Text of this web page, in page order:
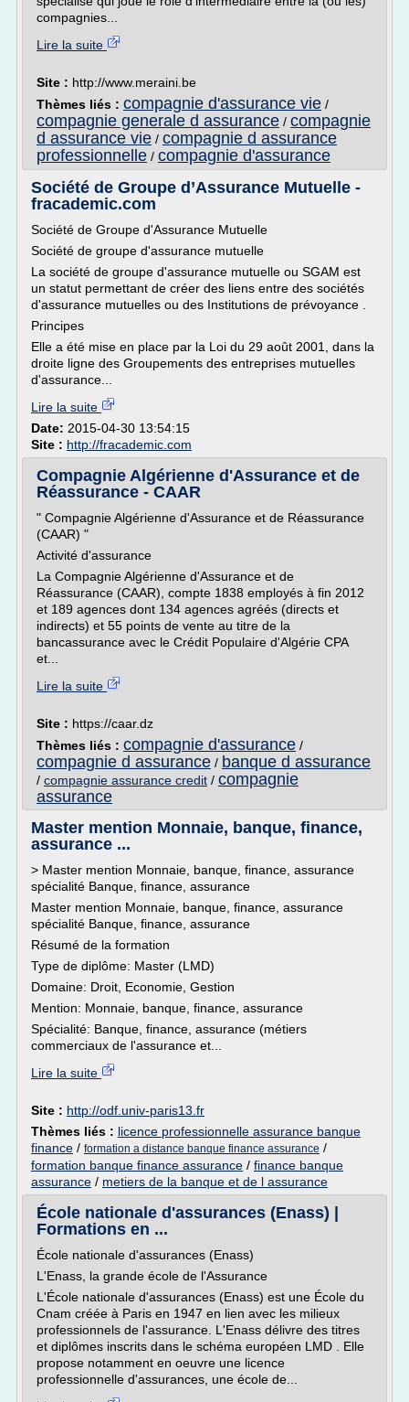
compagnies...
Lire la suite
Site : http://www.meraini.be
Thèmes liés : compagnie d'assurance vie /
compagnie generale d assurance / compagnie
d assurance vie / compagnie d assurance
professionnelle / compagnie d'assurance
Société de Groupe d’Assurance Mutuelle -
fracademic.com
Société de Groupe d'Assurance Mutuelle
Société de groupe d'assurance mutuelle
La société de groupe d'assurance mutuelle ou SGAM est
un statut permettant de créer des liens entre des sociétés
d'assurance mutuelles ou des Institutions de prévoyance .
Principes
Elle a été mise en place par la Loi du 29 août 2001, dans la
droite ligne des Groupements des entreprises mutuelles
d'assurance...
Lire la suite
Date: 2015-04-30 13:54:15
Site : http://fracademic.com
Compagnie Algérienne d'Assurance et de
Réassurance - CAAR
" Compagnie Algérienne d'Assurance et de Réassurance
(CAAR) "
Activité d'assurance
La Compagnie Algérienne d'Assurance et de
Réassurance (CAAR), compte 1838 employés à fin 2012
et 189 agences dont 134 agences agréés (directs et
indirects) et 55 points de vente au titre de la
bancassurance avec le Crédit Populaire d'Algérie CPA
et...
Lire la suite
Site : https://caar.dz
Thèmes liés : compagnie d'assurance /
compagnie d assurance / banque d assurance
/ compagnie assurance credit / compagnie
assurance
Master mention Monnaie, banque, finance,
assurance ...
> Master mention Monnaie, banque, finance, assurance
spécialité Banque, finance, assurance
Master mention Monnaie, banque, finance, assurance
spécialité Banque, finance, assurance
Résumé de la formation
Type de diplôme: Master (LMD)
Domaine: Droit, Economie, Gestion
Mention: Monnaie, banque, finance, assurance
Spécialité: Banque, finance, assurance (métiers
commerciaux de l'assurance et...
Lire la suite
Site : http://odf.univ-paris13.fr
Thèmes liés : licence professionnelle assurance banque
finance / formation a distance banque finance assurance /
formation banque finance assurance / finance banque
assurance / metiers de la banque et de l assurance
École nationale d'assurances (Enass) |
Formations en ...
École nationale d'assurances (Enass)
L'Enass, la grande école de l'Assurance
L'École nationale d'assurances (Enass) est une École du
Cnam créée à Paris en 1947 en lien avec les milieux
professionnels de l'assurance. L'Enass délivre des titres
et diplômes inscrits dans le schéma européen LMD . Elle
propose notamment en oeuvre une licence
professionnelle d'assurances, une école de...